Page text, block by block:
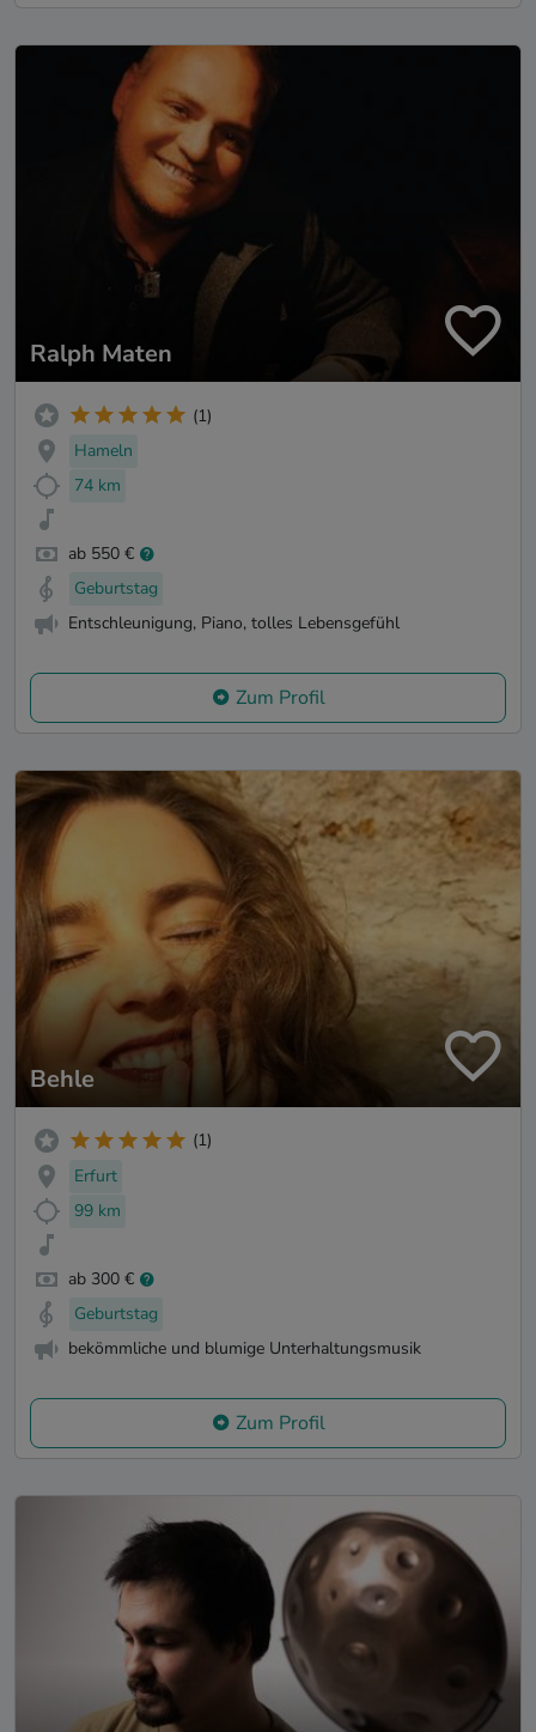
Ralph Maten
(1)
Hameln
74 km
ab 550 €
Geburtstag
Entschleunigung, Piano, tolles Lebensgefühl
Zum Profil
Behle
(1)
Erfurt
99 km
ab 300 €
Geburtstag
bekömmliche und blumige Unterhaltungsmusik
Zum Profil